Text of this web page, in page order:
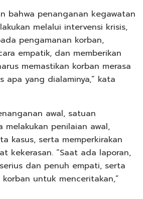
bahwa penanganan kegawatan
melalui intervensi krisis,
pengamanan korban,
empatik, dan memberikan
memastikan korban merasa
apa yang dialaminya,” kata
awal, satuan
melakukan penilaian awal,
kasus, serta memperkirakan
kekerasan. “Saat ada laporan,
dan penuh empati, serta
untuk menceritakan,”